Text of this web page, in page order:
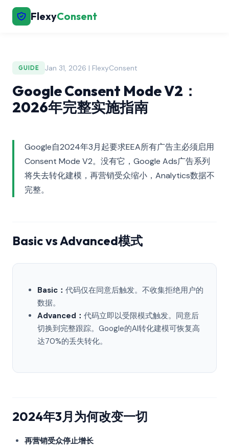
FlexyConsent
GUIDE Jan 31, 2026 | FlexyConsent
Google Consent Mode V2：
2026年完整实施指南
Google自2024年3月起要求EEA所有广告主必须启用
Consent Mode V2。没有它，Google Ads广告系列
将失去转化建模，再营销受众缩小，Analytics数据不
完整。
Basic vs Advanced模式
Basic： 代码仅在同意后触发。不收集拒绝用户的
数据。
Advanced： 代码立即以受限模式触发。同意后
切换到完整跟踪。Google的AI转化建模可恢复高
达70%的丢失转化。
2024年3月为何改变一切
再营销受众停止增长